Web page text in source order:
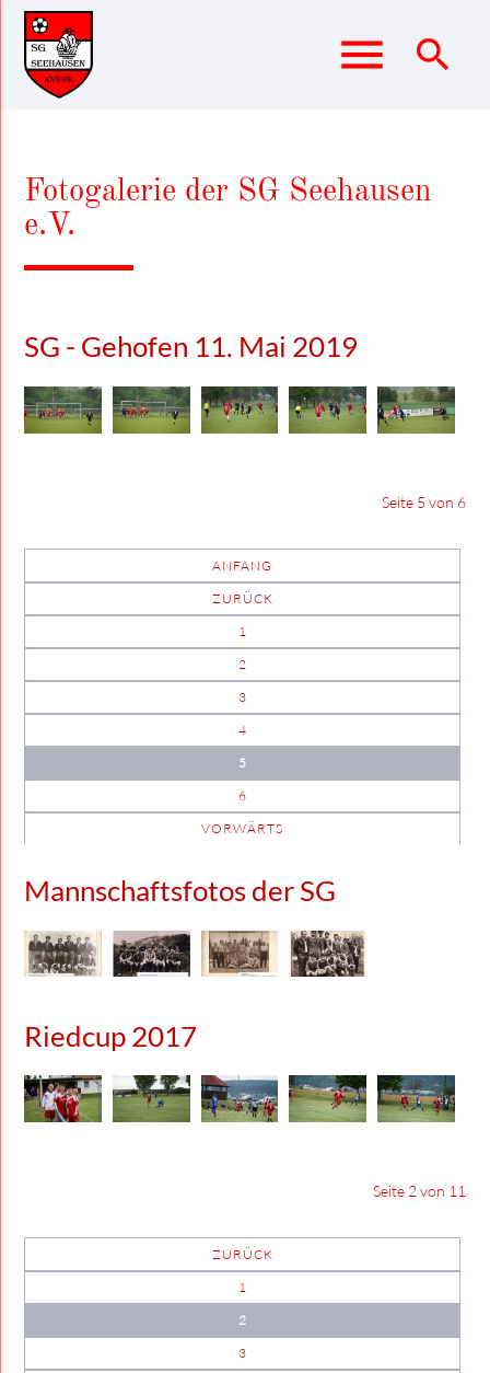
menu search
Fotogalerie der SG Seehausen
e.V.
SG - Gehofen 11. Mai 2019
Seite 5 von 6
ANFANG
ZURÜCK
1
2
3
4
5
6
VORWÄRTS
Mannschaftsfotos der SG
Riedcup 2017
Seite 2 von 11
ZURÜCK
1
2
3